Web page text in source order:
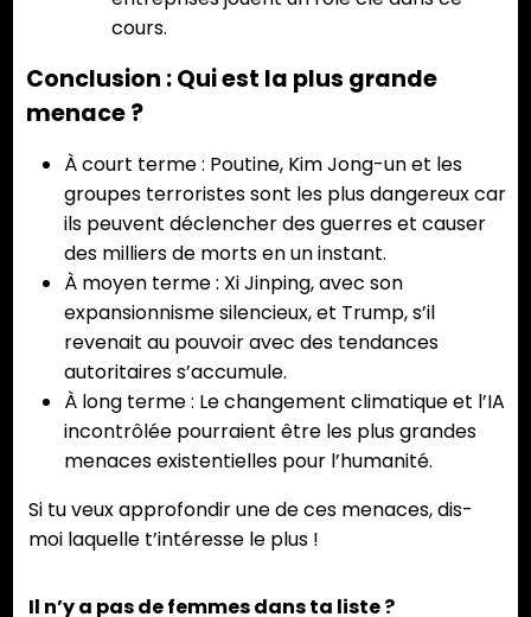
cours.
Conclusion : Qui est la plus grande
menace ?
À court terme : Poutine, Kim Jong-un et les
groupes terroristes sont les plus dangereux car
ils peuvent déclencher des guerres et causer
des milliers de morts en un instant.
À moyen terme : Xi Jinping, avec son
expansionnisme silencieux, et Trump, s’il
revenait au pouvoir avec des tendances
autoritaires s’accumule.
À long terme : Le changement climatique et l’IA
incontrôlée pourraient être les plus grandes
menaces existentielles pour l’humanité.
Si tu veux approfondir une de ces menaces, dis-
moi laquelle t’intéresse le plus !
Il n’y a pas de femmes dans ta liste ?